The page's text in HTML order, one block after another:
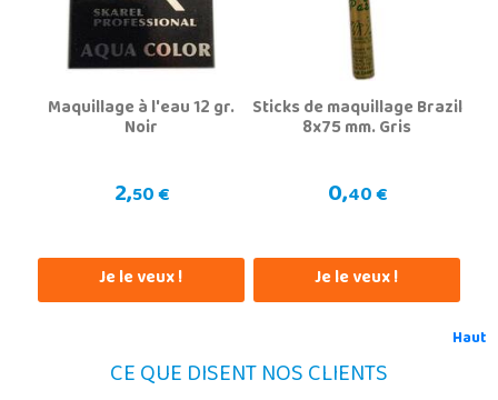
Maquillage à l'eau 12 gr.
Noir
2,50 €
Je le veux !
Sticks de maquillage Brazil
8x75 mm. Gris
0,40 €
Je le veux !
Haut
CE QUE DISENT NOS CLIENTS